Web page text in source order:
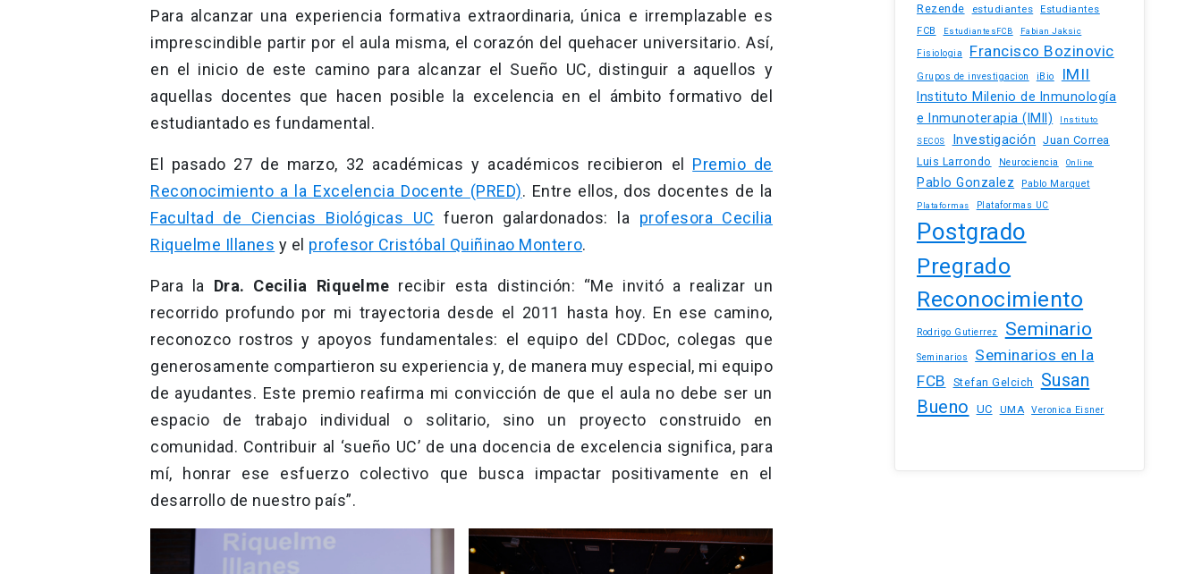
Para alcanzar una experiencia formativa extraordinaria, única e irremplazable es
imprescindible partir por el aula misma, el corazón del quehacer universitario. Así,
en el inicio de este camino para alcanzar el Sueño UC, distinguir a aquellos y
aquellas docentes que hacen posible la excelencia en el ámbito formativo del
estudiantado es fundamental.
El pasado 27 de marzo, 32 académicas y académicos recibieron el Premio de
Reconocimiento a la Excelencia Docente (PRED). Entre ellos, dos docentes de la
Facultad de Ciencias Biológicas UC fueron galardonados: la profesora Cecilia
Riquelme Illanes y el profesor Cristóbal Quiñinao Montero.
Para la Dra. Cecilia Riquelme recibir esta distinción: “Me invitó a realizar un
recorrido profundo por mi trayectoria desde el 2011 hasta hoy. En ese camino,
reconozco rostros y apoyos fundamentales: el equipo del CDDoc, colegas que
generosamente compartieron su experiencia y, de manera muy especial, mi equipo
de ayudantes. Este premio reafirma mi convicción de que el aula no debe ser un
espacio de trabajo individual o solitario, sino un proyecto construido en
comunidad. Contribuir al ‘sueño UC’ de una docencia de excelencia significa, para
mí, honrar ese esfuerzo colectivo que busca impactar positivamente en el
desarrollo de nuestro país”.
Rezende
estudiantes
Estudiantes
FCB
EstudiantesFCB Fabian Jaksic
Fisiologia Francisco Bozinovic
Grupos de investigacion iBio IMII
Instituto Milenio de Inmunología
e Inmunoterapia (IMII)
Instituto
SECOS Investigación
Juan Correa
Luis Larrondo
Neurociencia Online
Pablo Gonzalez Pablo Marquet
Plataformas Plataformas UC
Postgrado
Pregrado
Reconocimiento
Rodrigo Gutierrez Seminario
Seminarios
Seminarios en la
FCB
Stefan Gelcich
Susan
Bueno
UC UMA Veronica Eisner